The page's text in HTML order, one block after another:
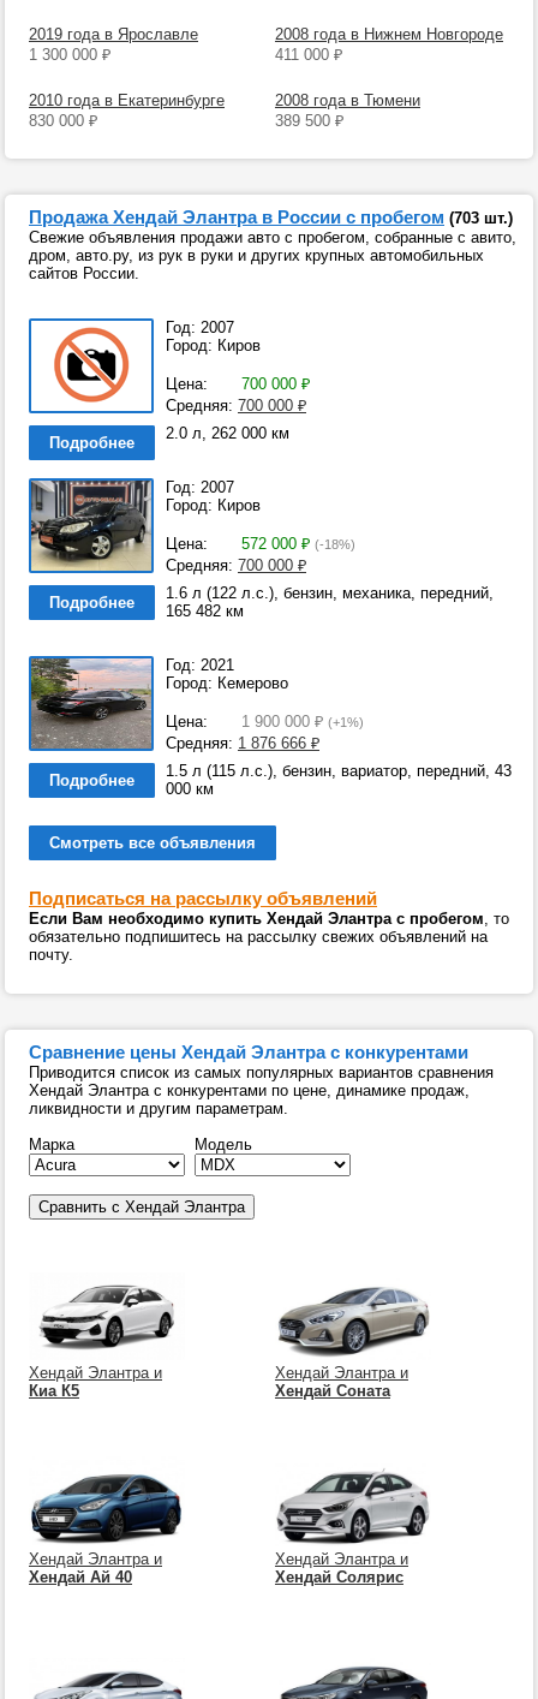
2019 года в Ярославле
1 300 000 ₽
2008 года в Нижнем Новгороде
411 000 ₽
2010 года в Екатеринбурге
830 000 ₽
2008 года в Тюмени
389 500 ₽
Продажа Хендай Элантра в России с пробегом (703 шт.)
Свежие объявления продажи авто с пробегом, собранные с авито,
дром, авто.ру, из рук в руки и других крупных автомобильных
сайтов России.
Год: 2007
Город: Киров
Цена: 700 000 ₽
Средняя: 700 000 ₽
Подробнее
2.0 л, 262 000 км
Год: 2007
Город: Киров
Цена: 572 000 ₽ (-18%)
Средняя: 700 000 ₽
Подробнее
1.6 л (122 л.с.), бензин, механика, передний,
165 482 км
Год: 2021
Город: Кемерово
Цена: 1 900 000 ₽ (+1%)
Средняя: 1 876 666 ₽
Подробнее
1.5 л (115 л.с.), бензин, вариатор, передний, 43
000 км
Смотреть все объявления
Подписаться на рассылку объявлений
Если Вам необходимо купить Хендай Элантра с пробегом, то
обязательно подпишитесь на рассылку свежих объявлений на
почту.
Сравнение цены Хендай Элантра с конкурентами
Приводится список из самых популярных вариантов сравнения
Хендай Элантра с конкурентами по цене, динамике продаж,
ликвидности и другим параметрам.
Марка
Модель
Хендай Элантра и
Киа К5
Хендай Элантра и
Хендай Соната
Хендай Элантра и
Хендай Ай 40
Хендай Элантра и
Хендай Солярис